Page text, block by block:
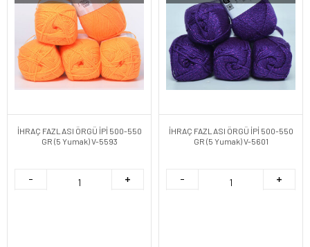
İHRAÇ FAZLASI ÖRGÜ İPİ 500-550
GR (5 Yumak) V-5593
İHRAÇ FAZLASI ÖRGÜ İPİ 500-550
GR (5 Yumak) V-5601